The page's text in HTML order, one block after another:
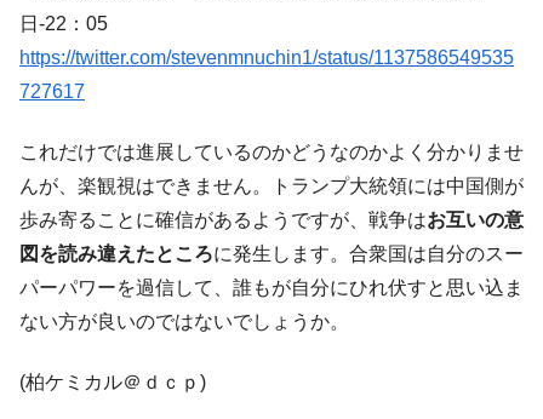
『Money1』
営業利益80.2％も減少
『Money1』
する差別。許してはおかぬ
『Money1』
韓国ボンクラ政策室長･金容範、株価暴落に
他人事のような発言。
『Money1』
韓国半導体『SKハイニックス』2026年2Qの
業績「史上最高益」当期純利益は前年同期比13.4倍に。
『Money1』
韓国･加徳島新国際空港「またも暗礁」の危
『Money1』
【速報】韓国株式市場の暴落・本日07月29
日-22：05
https://twitter.com/stevenmnuchin1/status/1137586549535
727617
これだけでは進展しているのかどうなのかよく分かりませ
んが、楽観視はできません。トランプ大統領には中国側が
歩み寄ることに確信があるようですが、戦争はお互いの意
図を読み違えたところに発生します。合衆国は自分のスー
パーパワーを過信して、誰もが自分にひれ伏すと思い込ま
ない方が良いのではないでしょうか。
(柏ケミカル＠ｄｃｐ)